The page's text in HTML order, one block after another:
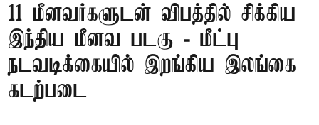
11 மீனவர்களுடன் விபத்தில் சிக்கிய
இந்திய மீனவ படகு - மீட்பு
நடவடிக்கையில் இறங்கிய இலங்கை
கடற்படை